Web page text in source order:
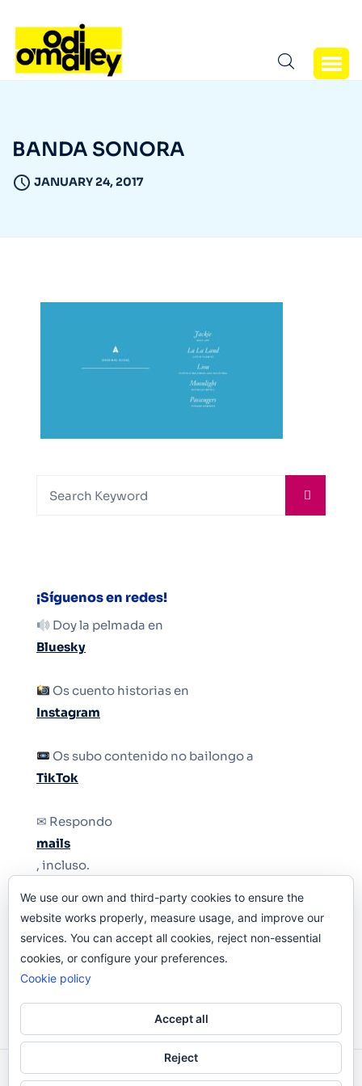
BANDA SONORA
JANUARY 24, 2017
¡Síguenos en redes!
Doy la pelmada en
Bluesky
Os cuento historias en
Instagram
Os subo contenido no bailongo a
TikTok
✉ Respondo
mails
, incluso.
Y si una persona no puede tener teléfono, que
le quiten el teléfono.
Odi O'Malley © 2016-2025. Todos Los Derechos
We use our own and third-party cookies to ensure the
website works properly, measure usage, and improve our
services. You can accept all cookies, reject non-essential
cookies, or configure your preferences.
Cookie policy
Accept all
Reject